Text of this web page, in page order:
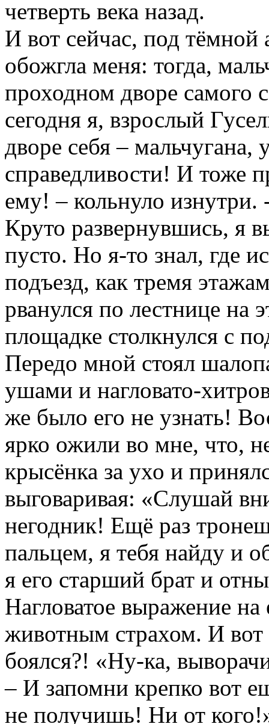
четверть века назад.
И вот сейчас, под
обожгла меня: тогда,
проходном дворе самого
сегодня я, взрослый
дворе себя –
справедливости! И тоже
ему! – кольнуло
Круто развернувшись, я
пусто. Но я-то знал, где
подъезд, как тремя
рванулся по лестнице на
площадке столкнулся с
Передо мной стоял
ушами и нагловато-
же было его не узнать!
ярко ожили во мне, что,
крысёнка за ухо и
выговаривая: «Слушай
негодник! Ещё раз
пальцем, я тебя найду и
я его старший брат и
Нагловатое выражение
животным страхом. И вот
боялся?! «Ну-ка,
– И запомни крепко вот
не получишь! Ни от